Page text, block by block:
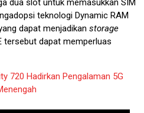
dua slot untuk memasukkan SIM
teknologi Dynamic RAM
dapat menjadikan storage
tersebut dapat memperluas
720 Hadirkan Pengalaman 5G